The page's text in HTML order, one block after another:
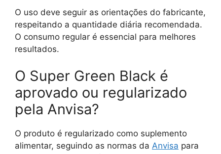
O uso deve seguir as orientações do fabricante,
respeitando a quantidade diária recomendada.
O consumo regular é essencial para melhores
resultados.
O Super Green Black é
aprovado ou regularizado
pela Anvisa?
O produto é regularizado como suplemento
alimentar, seguindo as normas da Anvisa para